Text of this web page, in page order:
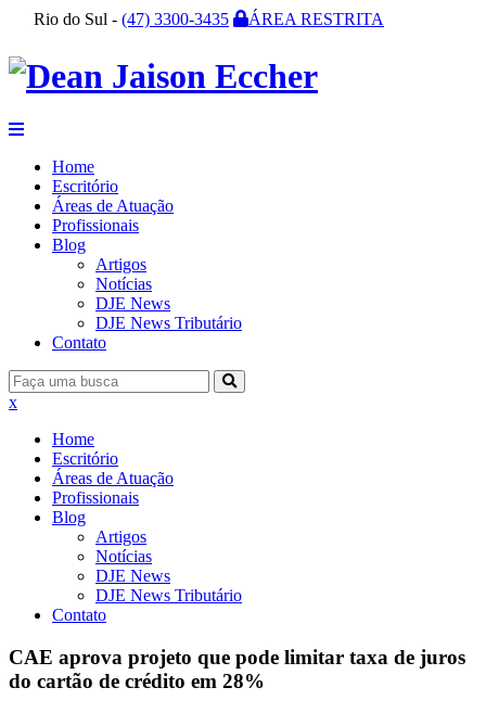
Rio do Sul - (47) 3300-3435 ÁREA RESTRITA
Home
Escritório
Áreas de Atuação
Profissionais
Blog
Artigos
Notícias
DJE News
DJE News Tributário
Contato
x
Home
Escritório
Áreas de Atuação
Profissionais
Blog
Artigos
Notícias
DJE News
DJE News Tributário
Contato
CAE aprova projeto que pode limitar taxa de juros
do cartão de crédito em 28%